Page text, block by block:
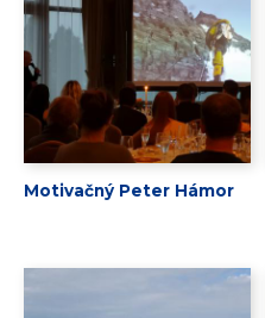
Motivačný Peter Hámor